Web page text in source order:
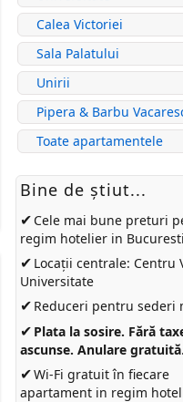
Calea Victoriei
Sala Palatului
Unirii
Pipera & Barbu
Toate apartamentele
Bine de ştiut...
✔ Cele mai bune preturi
regim hotelier in Bucuresti
✔ Locații centrale: Centru
Universitate
✔ Reduceri pentru sederi
✔ Plata la sosire. Fără
ascunse. Anulare gratuită.
✔Wi-Fi gratuit în fiecare
apartament in regim